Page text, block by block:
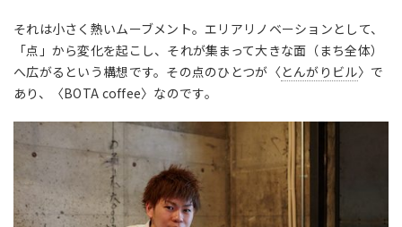
それは小さく熱いムーブメント。エリアリノベーションとして、
「点」から変化を起こし、それが集まって大きな面（まち全体）
へ広がるという構想です。その点のひとつが〈とんがりビル〉で
あり、〈BOTA coffee〉なのです。